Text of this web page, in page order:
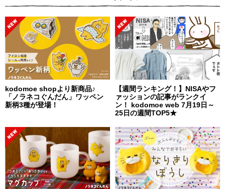
kodomoe shopより新商品♪
「ノラネコぐんだん」ワッペン
新柄3種が登場！
【週間ランキング！】NISAやフ
ァッションの記事がランクイ
ン！ kodomoe web 7月19日～
25日の週間TOP5★